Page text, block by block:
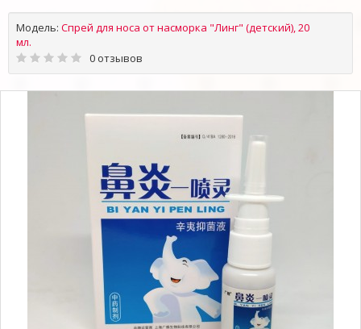
Модель: Спрей для носа от насморка "Линг" (детский), 20
мл.
0 отзывов